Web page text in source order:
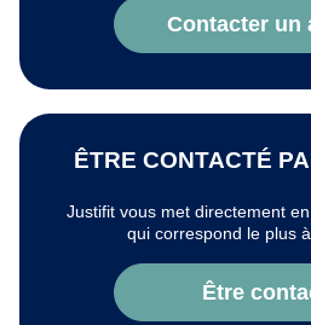
Contacter un
ÊTRE CONTACTÉ
Justifit vous met directement
qui correspond le plus
Être